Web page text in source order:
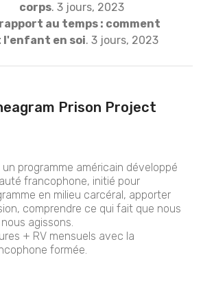
corps. 3 jours, 2023
rapport au temps : comment
en soi. 3 jours, 2023
Prison Project
un programme américain développé
francophone, initié pour
en milieu carcéral, apporter
comprendre ce qui fait que nous
agissons.
+ RV mensuels avec la
formée.